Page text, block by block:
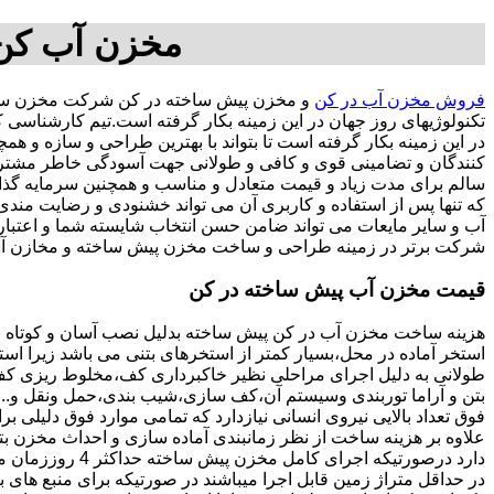
مخزن آب
فروش مخزن آب در کن و مخزن پیش ساخته در کن شرکت مخزن
تکنولوژیهای روز جهان در این زمینه بکار گرفته است.تیم
در این زمینه بکار گرفته است تا بتواند با بهترین طراحی و
کنندگان و تضامینی قوی و کافی و طولانی جهت آسودگی خاطر
سالم برای مدت زیاد و قیمت متعادل و مناسب و همچنین سرمایه گذاری در امور
که تنها پس از استفاده و کاربری آن می تواند خشنودی و رضایت
آب و سایر مایعات می تواند ضامن حسن انتخاب شایسته شما و
شرکت برتر در زمینه طراحی و ساخت مخزن پیش ساخته و مخازن
قیمت مخزن آب پیش ساخته در کن
هزینه ساخت مخزن آب در کن پیش ساخته بدلیل نصب آسان و
استخر آماده در محل،بسیار کمتر از استخرهای بتنی می باشد زیرا
طولانی به دلیل اجرای مراحلی نظیر خاکبرداری کف،مخلوط ریزی
بتن و آراما توربندی وسیستم آن،کف سازی،شیب بندی،حمل ونقل
فوق تعداد بالایی نیروی انسانی نیازدارد که تمامی موارد فوق
دارد درصورتیکه
در حداقل متراژ زمین قابل اجرا میباشند در صورتیکه برای منبع